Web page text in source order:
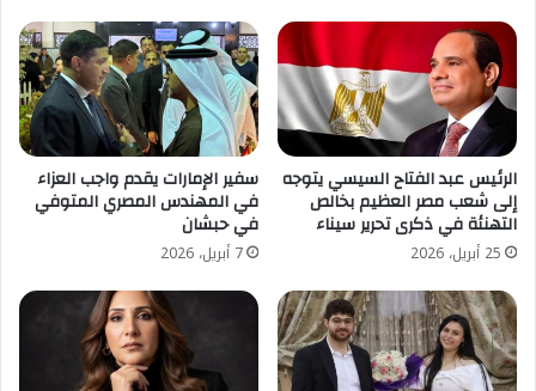
الرئيس عبد الفتاح السيسي يتوجه
إلى شعب مصر العظيم بخالص
التهنئة في ذكرى تحرير سيناء
25 أبريل، 2026
سفير الإمارات يقدم واجب العزاء
في المهندس المصري المتوفي
في حبشان
7 أبريل، 2026